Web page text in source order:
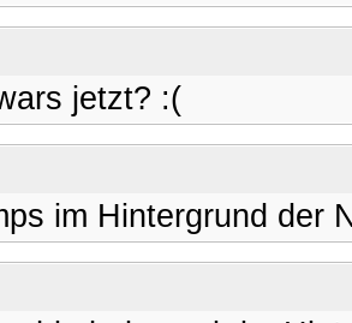
jetzt? :(
im Hintergrund der